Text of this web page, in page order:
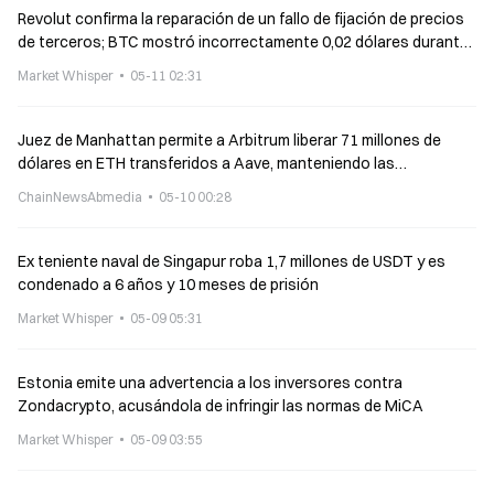
Revolut confirma la reparación de un fallo de fijación de precios
de terceros; BTC mostró incorrectamente 0,02 dólares durante
Market Whisper 05-11 02:31
Juez de Manhattan permite a Arbitrum liberar 71 millones de
dólares en ETH transferidos a Aave, manteniendo las
ChainNewsAbmedia 05-10 00:28
Ex teniente naval de Singapur roba 1,7 millones de USDT y es
condenado a 6 años y 10 meses de prisión
Market Whisper 05-09 05:31
Estonia emite una advertencia a los inversores contra
Zondacrypto, acusándola de infringir las normas de MiCA
Market Whisper 05-09 03:55